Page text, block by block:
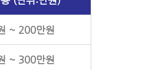
~ 200만원
~ 300만원